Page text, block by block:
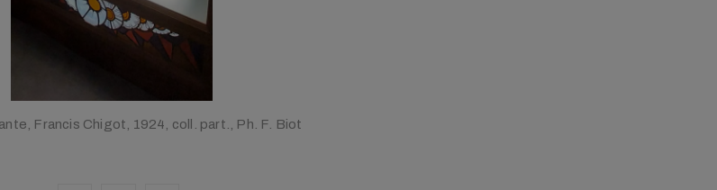
Francis Chigot, 1924, coll. part., Ph. F. Biot